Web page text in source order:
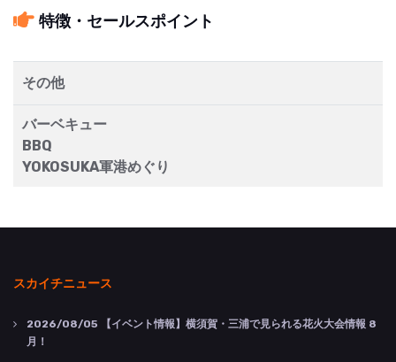
特徴・セールスポイント
その他
バーベキュー
BBQ
YOKOSUKA軍港めぐり
スカイチニュース
2026/08/05 【イベント情報】横須賀・三浦で見られる花火大会情報 8
月！